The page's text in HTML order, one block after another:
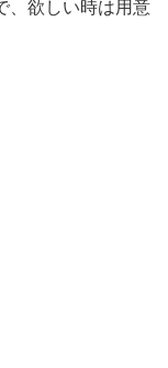
、欲しい時は用意